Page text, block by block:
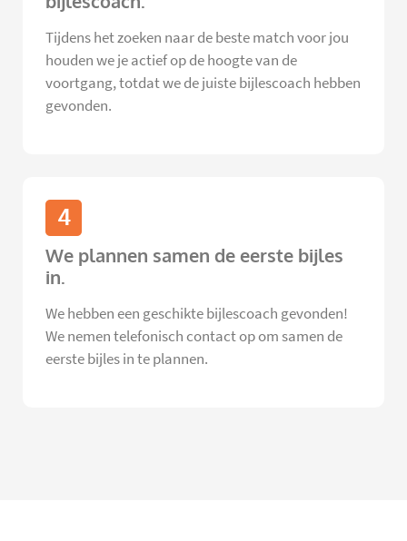
Tijdens het zoeken naar de beste match voor jou
houden we je actief op de hoogte van de
voortgang, totdat we de juiste bijlescoach hebben
gevonden.
4
We plannen samen de eerste bijles
in.
We hebben een geschikte bijlescoach gevonden!
We nemen telefonisch contact op om samen de
eerste bijles in te plannen.